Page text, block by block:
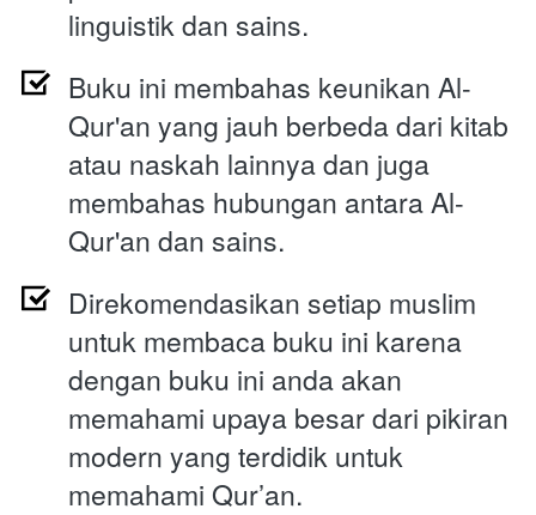
linguistik dan sains.
Buku ini membahas keunikan Al-
Qur'an yang jauh berbeda dari kitab
atau naskah lainnya dan juga
membahas hubungan antara Al-
Qur'an dan sains.
Direkomendasikan setiap muslim
untuk membaca buku ini karena
dengan buku ini anda akan
memahami upaya besar dari pikiran
modern yang terdidik untuk
memahami Qur’an.